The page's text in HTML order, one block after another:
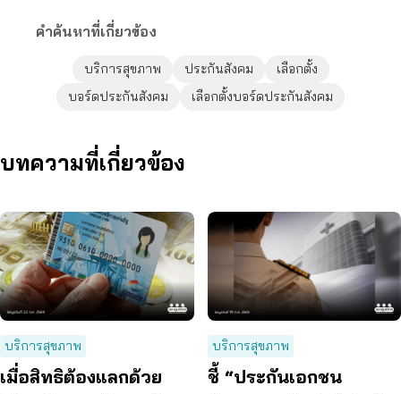
คำค้นหาที่เกี่ยวข้อง
บริการสุขภาพ ประกันสังคม
เลือกตั้ง
บอร์ดประกันสังคม
เลือกตั้งบอร์ดประกันสังคม
บทความที่เกี่ยวข้อง
บริการสุขภาพ
เมื่อสิทธิต้องแลกด้วย
บริการสุขภาพ
ชี้ “ประกันเอกชน